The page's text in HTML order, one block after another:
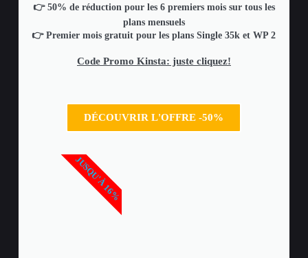
👉 50% de réduction pour les 6 premiers mois sur tous les
plans mensuels
👉 Premier mois gratuit pour les plans Single 35k et WP 2
Code Promo Kinsta: juste cliquez!
DÉCOUVRIR L'OFFRE -50%
JUSQU'À 16%